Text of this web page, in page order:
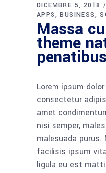
DICEMBRE 5, 2018
APPS
BUSINESS
Massa
theme
penatibus
Lorem ipsum
consectetur
amet
nisi semper,
malesuada purus.
facilisis ipsum
ligula eu est